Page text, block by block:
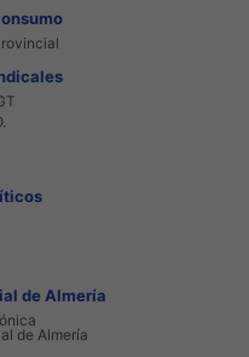
de Almería
de Almería